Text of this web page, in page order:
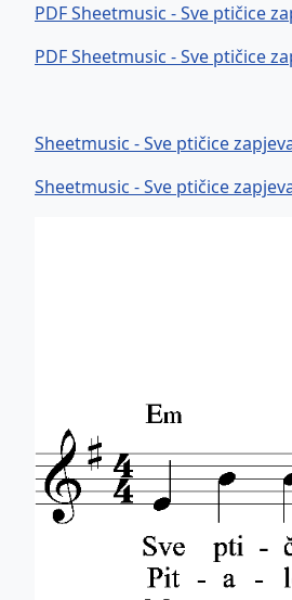
PDF Sheetmusic - Sve ptičice
PDF Sheetmusic - Sve ptičice
Sheetmusic - Sve ptičice
Sheetmusic - Sve ptičice